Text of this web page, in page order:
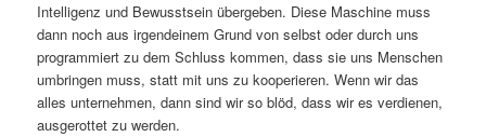
Intelligenz und Bewusstsein übergeben. Diese Maschine muss
dann noch aus irgendeinem Grund von selbst oder durch uns
programmiert zu dem Schluss kommen, dass sie uns Menschen
umbringen muss, statt mit uns zu kooperieren. Wenn wir das
alles unternehmen, dann sind wir so blöd, dass wir es verdienen,
ausgerottet zu werden.